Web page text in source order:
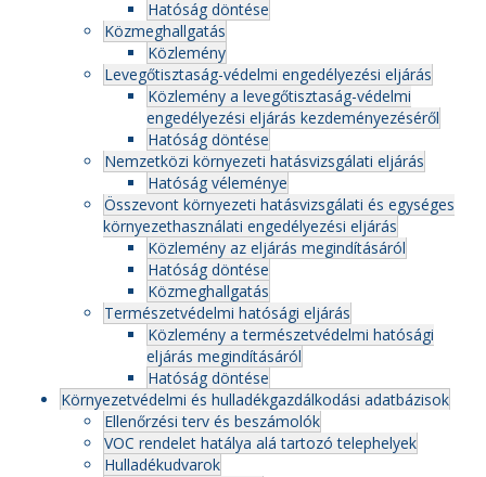
Hatóság döntése
Közmeghallgatás
Közlemény
Levegőtisztaság-védelmi engedélyezési eljárás
Közlemény a levegőtisztaság-védelmi
engedélyezési eljárás kezdeményezéséről
Hatóság döntése
Nemzetközi környezeti hatásvizsgálati eljárás
Hatóság véleménye
Összevont környezeti hatásvizsgálati és egységes
környezethasználati engedélyezési eljárás
Közlemény az eljárás megindításáról
Hatóság döntése
Közmeghallgatás
Természetvédelmi hatósági eljárás
Közlemény a természetvédelmi hatósági
eljárás megindításáról
Hatóság döntése
Környezetvédelmi és hulladékgazdálkodási adatbázisok
Ellenőrzési terv és beszámolók
VOC rendelet hatálya alá tartozó telephelyek
Hulladékudvarok